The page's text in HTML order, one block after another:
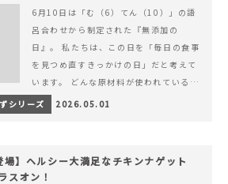
6月10日は「む（6）てん（10）」の語
呂合わせから制定された『無添加の
日』。 私たちは、この日を「毎日の食事
を見つめ直すきっかけの日」だと考えて
います。 どんな原材料が使われているの
か。 どのようにつくられているのか。&
hellip; 続きを読む 【6月10日（無添加
シリーズ 2026.05.01
場】ヘルシー大満足なチキンナゲット
スオン！